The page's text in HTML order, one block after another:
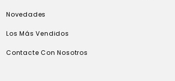
Novedades
Los Más Vendidos
Contacte Con Nosotros